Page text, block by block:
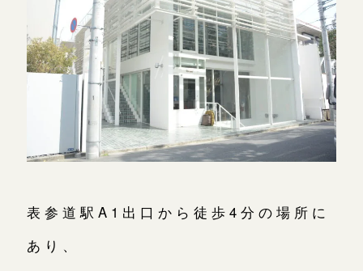
表参道駅A1出口から徒歩4分の場所に
あり、